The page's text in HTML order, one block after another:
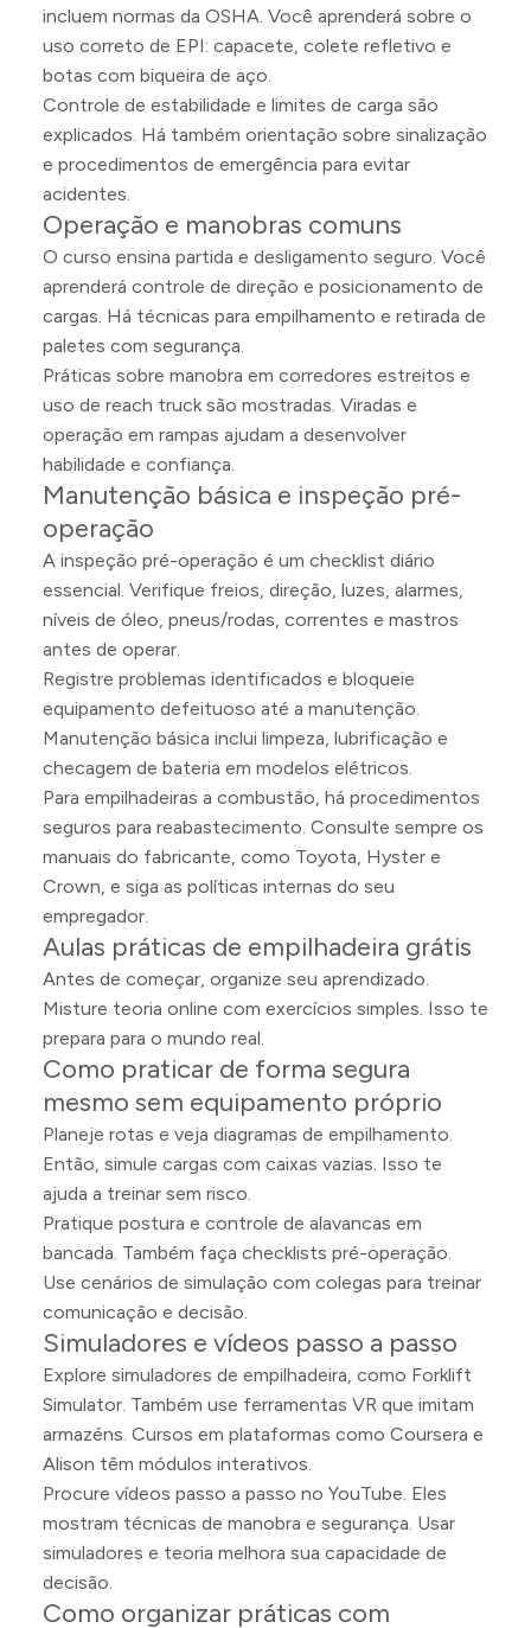
incluem normas da OSHA. Você aprenderá sobre o
uso correto de EPI: capacete, colete refletivo e
botas com biqueira de aço.
Controle de estabilidade e limites de carga são
explicados. Há também orientação sobre sinalização
e procedimentos de emergência para evitar
acidentes.
Operação e manobras comuns
O curso ensina partida e desligamento seguro. Você
aprenderá controle de direção e posicionamento de
cargas. Há técnicas para empilhamento e retirada de
paletes com segurança.
Práticas sobre manobra em corredores estreitos e
uso de reach truck são mostradas. Viradas e
operação em rampas ajudam a desenvolver
habilidade e confiança.
Manutenção básica e inspeção pré-
operação
A inspeção pré-operação é um checklist diário
essencial. Verifique freios, direção, luzes, alarmes,
níveis de óleo, pneus/rodas, correntes e mastros
antes de operar.
Registre problemas identificados e bloqueie
equipamento defeituoso até a manutenção.
Manutenção básica inclui limpeza, lubrificação e
checagem de bateria em modelos elétricos.
Para empilhadeiras a combustão, há procedimentos
seguros para reabastecimento. Consulte sempre os
manuais do fabricante, como Toyota, Hyster e
Crown, e siga as políticas internas do seu
empregador.
Aulas práticas de empilhadeira grátis
Antes de começar, organize seu aprendizado.
Misture teoria online com exercícios simples. Isso te
prepara para o mundo real.
Como praticar de forma segura
mesmo sem equipamento próprio
Planeje rotas e veja diagramas de empilhamento.
Então, simule cargas com caixas vazias. Isso te
ajuda a treinar sem risco.
Pratique postura e controle de alavancas em
bancada. Também faça checklists pré-operação.
Use cenários de simulação com colegas para treinar
comunicação e decisão.
Simuladores e vídeos passo a passo
Explore simuladores de empilhadeira, como Forklift
Simulator. Também use ferramentas VR que imitam
armazéns. Cursos em plataformas como Coursera e
Alison têm módulos interativos.
Procure vídeos passo a passo no YouTube. Eles
mostram técnicas de manobra e segurança. Usar
simuladores e teoria melhora sua capacidade de
decisão.
Como organizar práticas com